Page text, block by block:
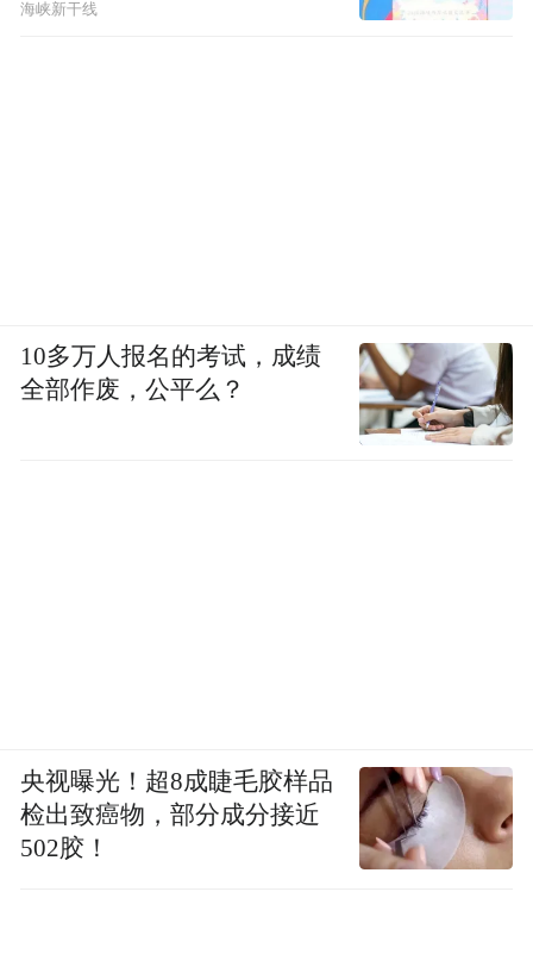
海峡新干线
10多万人报名的考试，成绩
全部作废，公平么？
央视曝光！超8成睫毛胶样品
检出致癌物，部分成分接近
502胶！